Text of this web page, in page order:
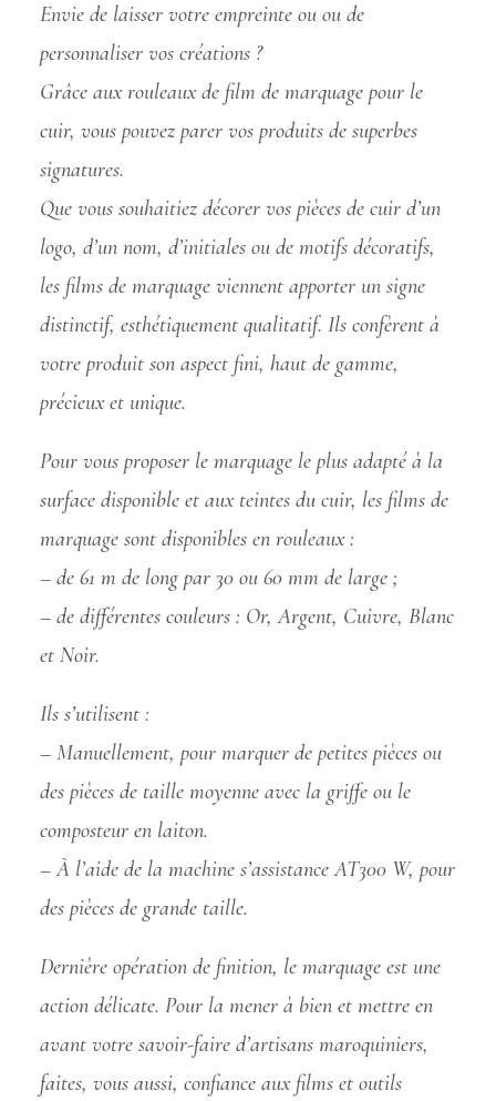
Envie de laisser votre empreinte ou ou de
personnaliser vos créations ?
Grâce aux rouleaux de film de marquage pour le
cuir, vous pouvez parer vos produits de superbes
signatures.
Que vous souhaitiez décorer vos pièces de cuir d’un
logo, d’un nom, d’initiales ou de motifs décoratifs,
les films de marquage viennent apporter un signe
distinctif, esthétiquement qualitatif. Ils confèrent à
votre produit son aspect fini, haut de gamme,
précieux et unique.
Pour vous proposer le marquage le plus adapté à la
surface disponible et aux teintes du cuir, les films de
marquage sont disponibles en rouleaux :
– de 61 m de long par 30 ou 60 mm de large ;
– de différentes couleurs : Or, Argent, Cuivre, Blanc
et Noir.
Ils s’utilisent :
– Manuellement, pour marquer de petites pièces ou
des pièces de taille moyenne avec la griffe ou le
composteur en laiton.
– À l’aide de la machine s’assistance AT300 W, pour
des pièces de grande taille.
Dernière opération de finition, le marquage est une
action délicate. Pour la mener à bien et mettre en
avant votre savoir-faire d’artisans maroquiniers,
faites, vous aussi, confiance aux films et outils